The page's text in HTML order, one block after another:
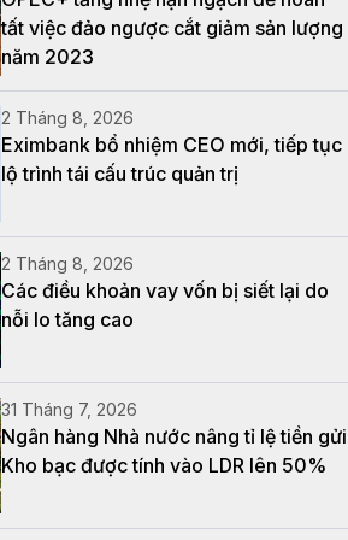
tất việc đảo ngược cắt giảm sản lượng
năm 2023
2 Tháng 8, 2026
Eximbank bổ nhiệm CEO mới, tiếp tục
lộ trình tái cấu trúc quản trị
2 Tháng 8, 2026
Các điều khoản vay vốn bị siết lại do
nỗi lo tăng cao
31 Tháng 7, 2026
Ngân hàng Nhà nước nâng tỉ lệ tiền gửi
Kho bạc được tính vào LDR lên 50%